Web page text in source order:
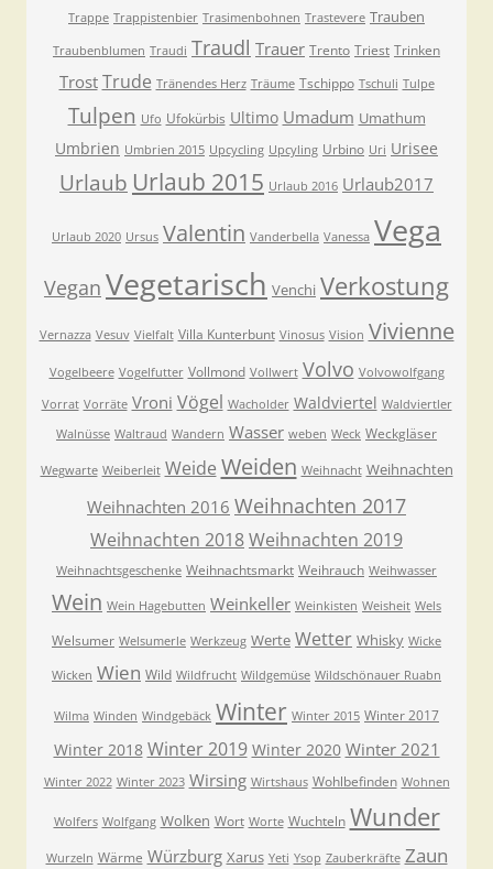
Trappe Trappistenbier Trasimenbohnen Trastevere Trauben
Traubenblumen Traudi Traudl Trauer Trento Triest Trinken
Trost Trude Tränendes Herz Träume Tschippo Tschuli Tulpe
Tulpen Ufo Ufokürbis Ultimo Umadum Umathum
Umbrien Umbrien 2015 Upcycling Upcyling Urbino Uri Urisee
Urlaub Urlaub 2015 Urlaub 2016 Urlaub2017
Urlaub 2020 Ursus Valentin Vanderbella Vanessa Vega
Vegan Vegetarisch Venchi Verkostung
Vernazza Vesuv Vielfalt Villa Kunterbunt Vinosus Vision Vivienne
Vogelbeere Vogelfutter Vollmond Vollwert Volvo Volvowolfgang
Vorrat Vorräte Vroni Vögel Wacholder Waldviertel Waldviertler
Walnüsse Waltraud Wandern Wasser weben Weck Weckgläser
Wegwarte Weiberleit Weide Weiden Weihnacht Weihnachten
Weihnachten 2016 Weihnachten 2017
Weihnachten 2018Weihnachten 2019
Weihnachtsgeschenke Weihnachtsmarkt Weihrauch Weihwasser
Wein Wein Hagebutten Weinkeller Weinkisten Weisheit Wels
Welsumer Welsumerle Werkzeug Werte Wetter Whisky Wicke
Wicken Wien Wild Wildfrucht Wildgemüse Wildschönauer Ruabn
Wilma Winden Windgebäck Winter Winter 2015 Winter 2017
Winter 2018 Winter 2019 Winter 2020 Winter 2021
Winter 2022 Winter 2023 Wirsing Wirtshaus Wohlbefinden Wohnen
Wolfers Wolfgang Wolken Wort Worte Wuchteln Wunder
Wurzeln Wärme Würzburg Xarus Yeti Ysop Zauberkräfte Zaun